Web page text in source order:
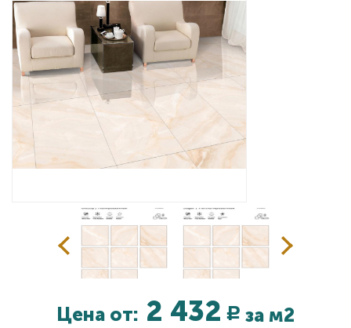
Комплекс услуг
Контакты
Цена от: 2 432 Р за м2